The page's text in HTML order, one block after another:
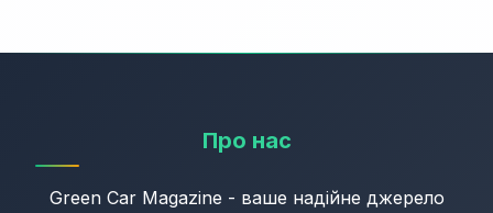
Про нас
Green Car Magazine - ваше надійне джерело